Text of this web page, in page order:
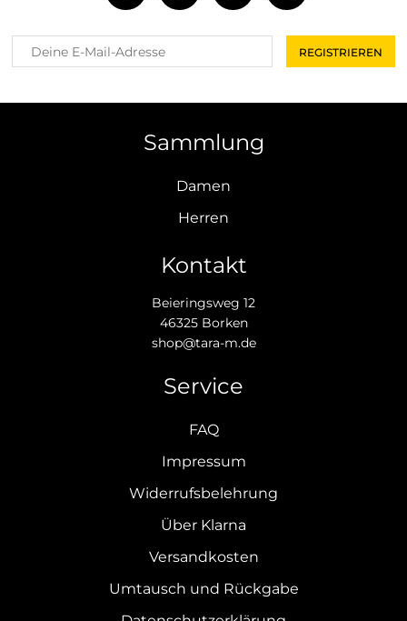
Sammlung
Damen
Herren
Kontakt
Beieringsweg 12
46325 Borken
shop@tara-m.de
Service
FAQ
Impressum
Widerrufsbelehrung
Über Klarna
Versandkosten
Umtausch und Rückgabe